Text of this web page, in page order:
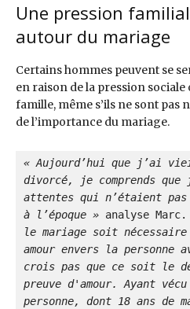
Une pression
autour du mariage
Certains hommes peuvent se
en raison de la pression sociale
famille, même s’ils ne sont pas
de l’importance du mariage.
« Aujourd’hui que j’ai
divorcé, je comprends que
attentes qui n’étaient pas
à l’époque » analyse Marc.
le mariage soit nécessaire
amour envers la personne
crois pas que ce soit le
preuve d'amour. Ayant
personne, dont 18 ans de